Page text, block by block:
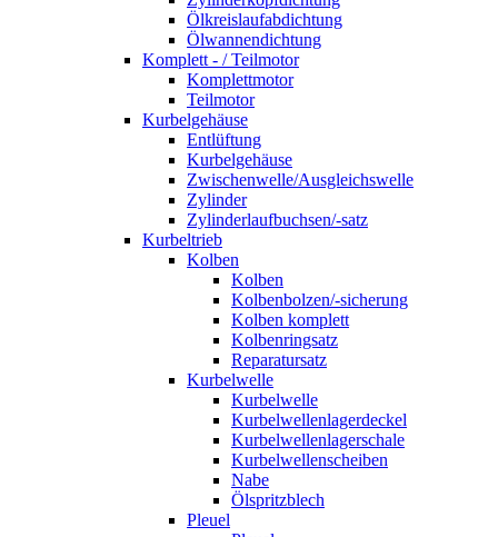
Ölkreislaufabdichtung
Ölwannendichtung
Komplett - / Teilmotor
Komplettmotor
Teilmotor
Kurbelgehäuse
Entlüftung
Kurbelgehäuse
Zwischenwelle/Ausgleichswelle
Zylinder
Zylinderlaufbuchsen/-satz
Kurbeltrieb
Kolben
Kolben
Kolbenbolzen/-sicherung
Kolben komplett
Kolbenringsatz
Reparatursatz
Kurbelwelle
Kurbelwelle
Kurbelwellenlagerdeckel
Kurbelwellenlagerschale
Kurbelwellenscheiben
Nabe
Ölspritzblech
Pleuel